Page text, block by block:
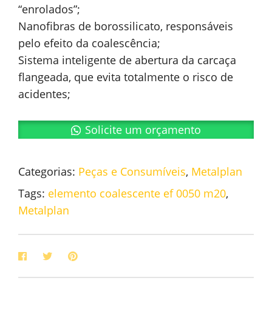
“enrolados”;
Nanofibras de borossilicato, responsáveis
pelo efeito da coalescência;
Sistema inteligente de abertura da carcaça
flangeada, que evita totalmente o risco de
acidentes;
Solicite um orçamento
Categorias: Peças e Consumíveis, Metalplan
Tags: elemento coalescente ef 0050 m20,
Metalplan